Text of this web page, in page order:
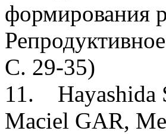
формирования
С. 29-35)
11. Hayashida
Maciel GAR,